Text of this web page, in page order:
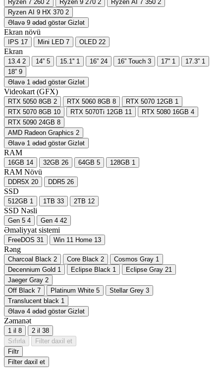
Ryzen 7 260 2 Ryzen 9 270 2 Ryzen AI 7 350 2
Ryzen AI 9 HX 370 2
Əlavə 9 ədəd göstər Gizlət
Ekran növü
IPS 17 Mini LED 7 OLED 22
Ekran
13.4 2 14” 5 15.1'' 1 16” 24 16” Touch 3 17'' 1 17.3” 1
18” 9
Əlavə 1 ədəd göstər Gizlət
Videokart (GFX)
RTX 5050 8GB 2 RTX 5060 8GB 8 RTX 5070 12GB 1
RTX 5070 8GB 10 RTX 5070Ti 12GB 11 RTX 5080 16GB 4
RTX 5090 24GB 8
AMD Radeon Graphics 2
Əlavə 1 ədəd göstər Gizlət
RAM
16GB 14 32GB 26 64GB 5 128GB 1
RAM Növü
DDR5X 20 DDR5 26
SSD
512GB 1 1TB 33 2TB 12
SSD Nəsli
Gen 5 4 Gen 4 42
Əməliyyat sistemi
FreeDOS 31 Win 11 Home 13
Rəng
Charcoal Black 2 Core Black 2 Cosmos Gray 1
Decennium Gold 1 Eclipse Black 1 Eclipse Gray 21
Jaeger Gray 2
Off Black 7 Platinum White 5 Stellar Grey 3
Translucent black 1
Əlavə 4 ədəd göstər Gizlət
Zəmanət
1 il 8 2 il 38
Sıfırla
Filter daxil et
Filtr
Filter daxil et